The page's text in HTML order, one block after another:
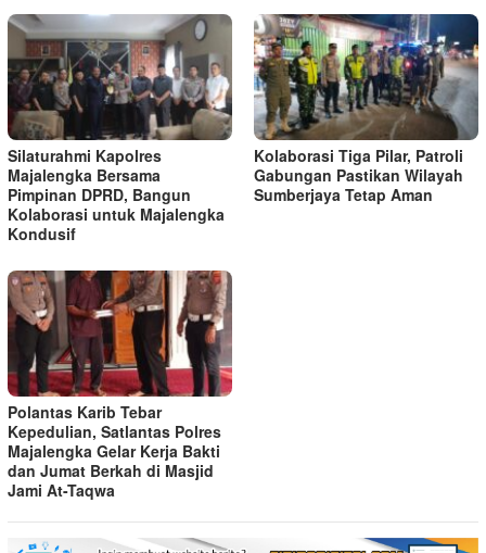
Silaturahmi Kapolres
Majalengka Bersama
Pimpinan DPRD, Bangun
Kolaborasi untuk Majalengka
Kondusif
Kolaborasi Tiga Pilar, Patroli
Gabungan Pastikan Wilayah
Sumberjaya Tetap Aman
Polantas Karib Tebar
Kepedulian, Satlantas Polres
Majalengka Gelar Kerja Bakti
dan Jumat Berkah di Masjid
Jami At-Taqwa